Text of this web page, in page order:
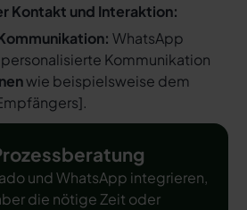
Kontakt und Interaktion:
WhatsApp
Kommunikation
wie beispielsweise dem
].
und WhatsApp integrieren,
die nötige Zeit oder